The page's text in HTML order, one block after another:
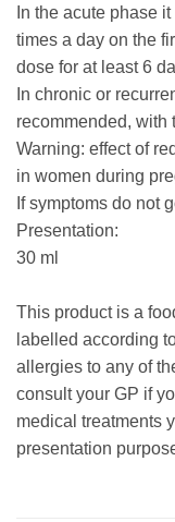
In the acute phase
times a day on the
dose for at least 6
In chronic or
recommended, with
Warning: effect of
in women during
If symptoms do not
Presentation:
30 ml
This product is a
labelled according
allergies to any of
consult your GP if
medical treatments
presentation